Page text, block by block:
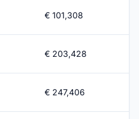
€ 101,308
€ 203,428
€ 247,406